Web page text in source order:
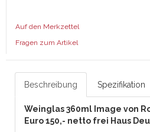
Auf den Merkzettel
Fragen zum Artikel
Beschreibung Spezifikation
Weinglas 360ml Image von
Euro 150,- netto frei Haus